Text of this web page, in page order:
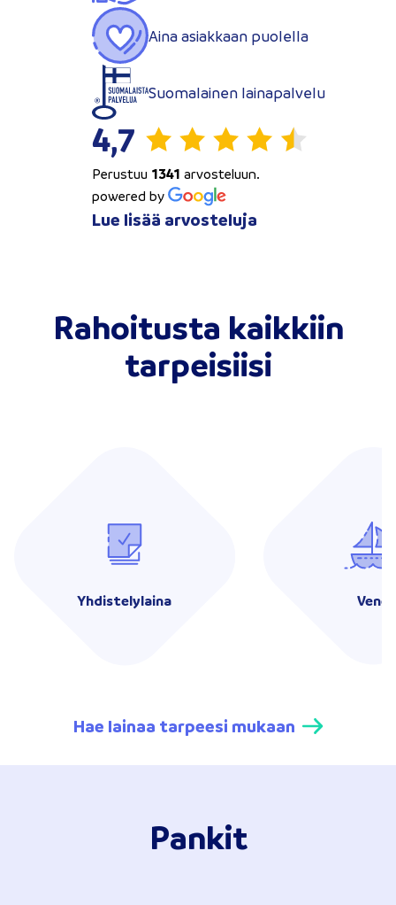
Aina asiakkaan puolella
Suomalainen lainapalvelu
4,7
Perustuu 1341 arvosteluun.
powered by
Lue lisää arvosteluja
Rahoitusta kaikkiin
tarpeisiisi
Yhdistelylaina Vene
Hae lainaa tarpeesi mukaan
Pankit